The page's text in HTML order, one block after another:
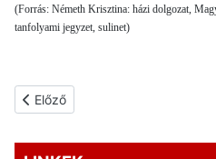
(Forrás: Németh Krisztina: házi dolgozat,
tanfolyami jegyzet, sulinet)
Előző cikk: A Waldorf-pedagógia
Előző